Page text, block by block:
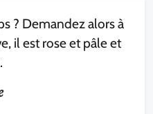
? Demandez alors à
il est rose et pâle et